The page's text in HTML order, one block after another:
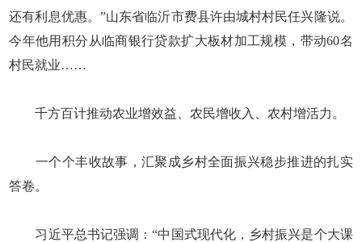
还有利息优惠。”山东省临沂市费县许由城村村民任兴隆说。
今年他用积分从临商银行贷款扩大板材加工规模，带动60名
村民就业……
千方百计推动农业增效益、农民增收入、农村增活力。
一个个丰收故事，汇聚成乡村全面振兴稳步推进的扎实
答卷。
习近平总书记强调：“中国式现代化，乡村振兴是个大课